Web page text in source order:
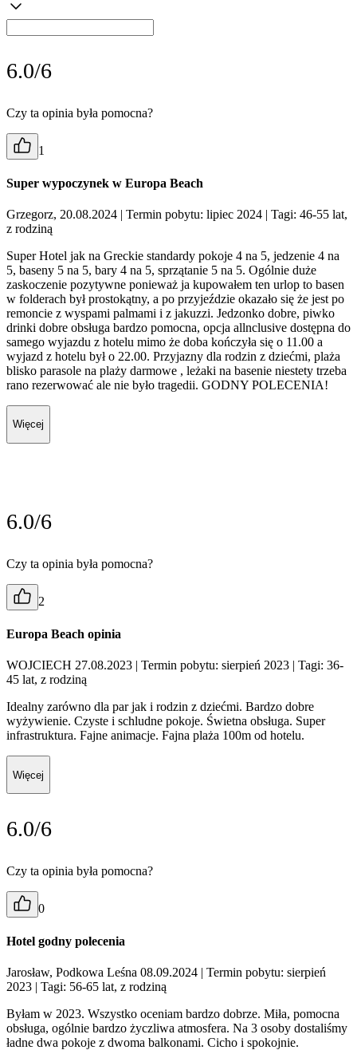
6.0/6
Czy ta opinia była pomocna?
1
Super wypoczynek w Europa Beach
Grzegorz, 20.08.2024 | Termin pobytu: lipiec 2024 | Tagi: 46-55 lat,
z rodziną
Super Hotel jak na Greckie standardy pokoje 4 na 5, jedzenie 4 na
5, baseny 5 na 5, bary 4 na 5, sprzątanie 5 na 5. Ogólnie duże
zaskoczenie pozytywne ponieważ ja kupowałem ten urlop to basen
w folderach był prostokątny, a po przyjeździe okazało się że jest po
remoncie z wyspami palmami i z jakuzzi. Jedzonko dobre, piwko
drinki dobre obsługa bardzo pomocna, opcja allnclusive dostępna do
samego wyjazdu z hotelu mimo że doba kończyła się o 11.00 a
wyjazd z hotelu był o 22.00. Przyjazny dla rodzin z dziećmi, plaża
blisko parasole na plaży darmowe , leżaki na basenie niestety trzeba
rano rezerwować ale nie było tragedii. GODNY POLECENIA!
Więcej
6.0/6
Czy ta opinia była pomocna?
2
Europa Beach opinia
WOJCIECH 27.08.2023 | Termin pobytu: sierpień 2023 | Tagi: 36-
45 lat, z rodziną
Idealny zarówno dla par jak i rodzin z dziećmi. Bardzo dobre
wyżywienie. Czyste i schludne pokoje. Świetna obsługa. Super
infrastruktura. Fajne animacje. Fajna plaża 100m od hotelu.
Więcej
6.0/6
Czy ta opinia była pomocna?
0
Hotel godny polecenia
Jarosław, Podkowa Leśna 08.09.2024
| Termin pobytu: sierpień
2023 | Tagi: 56-65 lat, z rodziną
Byłam w 2023. Wszystko oceniam bardzo dobrze. Miła, pomocna
obsługa, ogólnie bardzo życzliwa atmosfera. Na 3 osoby dostaliśmy
ładne dwa pokoje z dwoma balkonami. Cicho i spokojnie.